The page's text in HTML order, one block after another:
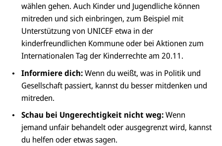
wählen gehen. Auch Kinder und Jugendliche können
mitreden und sich einbringen, zum Beispiel mit
Unterstützung von UNICEF etwa in der
kinderfreundlichen Kommune oder bei Aktionen zum
Internationalen Tag der Kinderrechte am 20.11.
Informiere dich:Wenn du weißt, was in Politik und
Gesellschaft passiert, kannst du besser mitdenken und
mitreden.
Schau bei Ungerechtigkeit nicht weg:Wenn
jemand unfair behandelt oder ausgegrenzt wird, kannst
du helfen oder etwas sagen.